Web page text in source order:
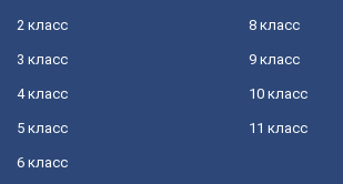
2 класс
3 класс
4 класс
5 класс
6 класс
8 класс
9 класс
10 класс
11 класс